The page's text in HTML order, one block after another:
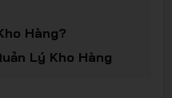
Hàng?
Lý Kho Hàng